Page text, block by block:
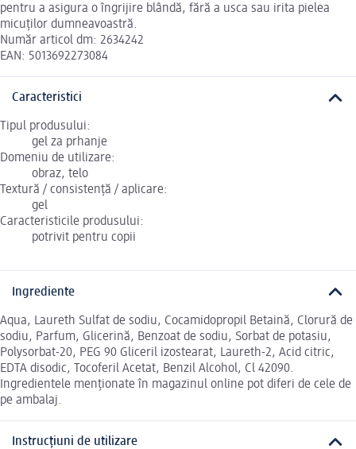
pentru a asigura o îngrijire blândă, fără a usca sau irita pielea
micuților dumneavoastră.
Număr articol dm: 2634242
EAN: 5013692273084
Caracteristici
Tipul produsului:
gel za prhanje
Domeniu de utilizare:
obraz, telo
Textură / consistență / aplicare:
gel
Caracteristicile produsului:
potrivit pentru copii
Ingrediente
Aqua, Laureth Sulfat de sodiu, Cocamidopropil Betaină, Clorură de
sodiu, Parfum, Glicerină, Benzoat de sodiu, Sorbat de potasiu,
Polysorbat-20, PEG 90 Gliceril izostearat, Laureth-2, Acid citric,
EDTA disodic, Tocoferil Acetat, Benzil Alcohol, Cl 42090.
Ingredientele menționate în magazinul online pot diferi de cele de
pe ambalaj.
Instrucțiuni de utilizare